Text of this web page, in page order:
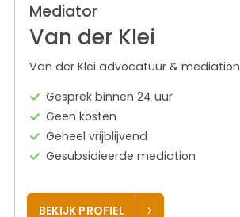
Mediator
Van der Klei
Van der Klei advocatuur & mediation
Gesprek binnen 24 uur
Geen kosten
Geheel vrijblijvend
Gesubsidieerde mediation
BEKIJK PROFIEL